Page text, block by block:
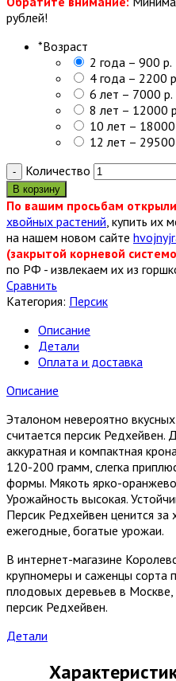
рублей!
*Возраст
2 года – 900 р.
4 года – 2200
6 лет – 7000 р.
8 лет – 12000
10 лет – 18000
12 лет – 29500
Количество
В корзину
По вашим просьбам
хвойных растений , купить их
на нашем новом сайте
(закрытой корневой
по РФ - извлекаем их из
Сравнить
Категория: Персик
Описание
Детали
Оплата и доставка
Описание
Эталоном невероятно
считается персик
аккуратная и компактная
120-200 грамм, слегка
формы. Мякоть ярко-
Урожайность высокая.
Персик Редхейвен ценится
ежегодные, богатые урожаи.
В интернет-магазине
крупномеры и саженцы сорта
плодовых деревьев в
персик Редхейвен.
Детали